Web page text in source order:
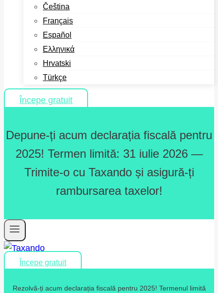
Čeština
Français
Español
Ελληνικά
Hrvatski
Türkçe
Începe gratuit
Depune-ți acum declarația fiscală pentru
2025! Termen limită: 31 iulie 2026 —
Trimite-o cu Taxando și asigură-ți
rambursarea taxelor!
Începe gratuit
Rezolvă-ți acum declarația fiscală pentru 2025! Termenul limită